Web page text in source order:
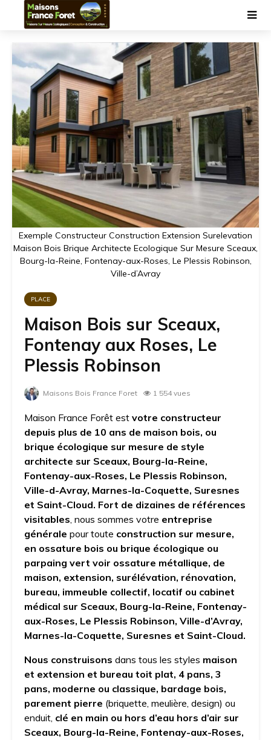
Exemple Constructeur Construction Extension Surelevation
Maison Bois Brique Architecte Ecologique Sur Mesure Sceaux,
Bourg-la-Reine, Fontenay-aux-Roses, Le Plessis Robinson,
Ville-d’Avray
PLACE
Maison Bois sur Sceaux,
Fontenay aux Roses, Le
Plessis Robinson
Maisons Bois France Foret 1 554 vues
Maison France Forêt est votre constructeur
depuis plus de 10 ans de maison bois, ou
brique écologique sur mesure de style
architecte sur Sceaux, Bourg-la-Reine,
Fontenay-aux-Roses, Le Plessis Robinson,
Ville-d-Avray, Marnes-la-Coquette, Suresnes
et Saint-Cloud. Fort de dizaines de références
visitables, nous sommes votre entreprise
générale pour toute construction sur mesure,
en ossature bois ou brique écologique ou
parpaing vert voir ossature métallique, de
maison, extension, surélévation, rénovation,
bureau, immeuble collectif, locatif ou cabinet
médical sur Sceaux, Bourg-la-Reine, Fontenay-
aux-Roses, Le Plessis Robinson, Ville-d’Avray,
Marnes-la-Coquette, Suresnes et Saint-Cloud.
Nous construisons dans tous les styles maison
et extension et bureau toit plat, 4 pans, 3
pans, moderne ou classique, bardage bois,
parement pierre (briquette, meulière, design) ou
enduit, clé en main ou hors d’eau hors d’air sur
Sceaux, Bourg-la-Reine, Fontenay-aux-Roses,